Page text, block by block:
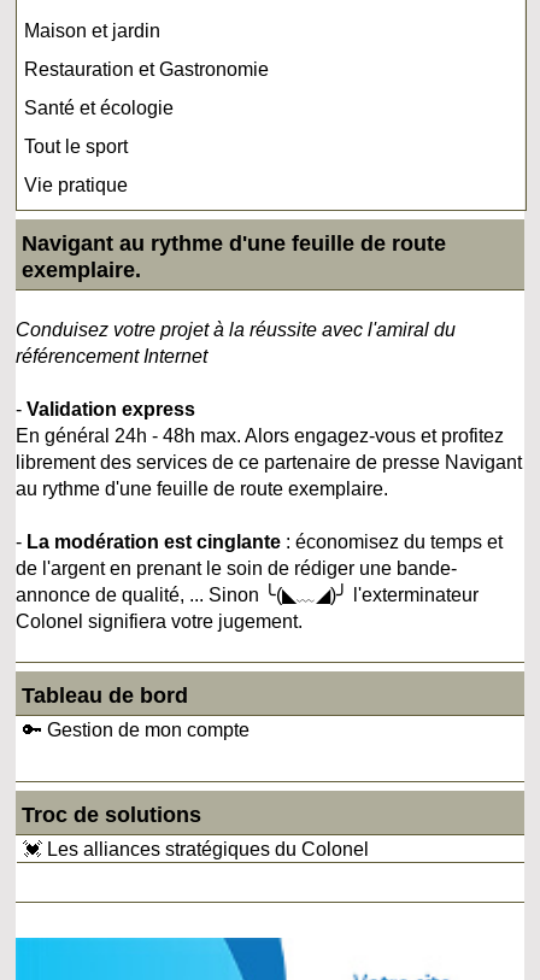
Maison et jardin
Restauration et Gastronomie
Santé et écologie
Tout le sport
Vie pratique
Navigant au rythme d'une feuille de route
exemplaire.
Conduisez votre projet à la réussite avec l'amiral du
référencement Internet
-Validation express
En général 24h - 48h max. Alors engagez-vous et profitez
librement des services de ce partenaire de presse Navigant
au rythme d'une feuille de route exemplaire.
- La modération est cinglante : économisez du temps et
de l'argent en prenant le soin de rédiger une bande-
annonce de qualité, ... Sinon ╰(◣﹏◢)╯ l'exterminateur
Colonel signifiera votre jugement.
Tableau de bord
🔑 Gestion de mon compte
Troc de solutions
💓 Les alliances stratégiques du Colonel